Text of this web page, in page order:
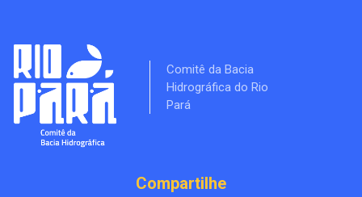
Comitê da Bacia
Hidrográfica do Rio
Pará
Compartilhe